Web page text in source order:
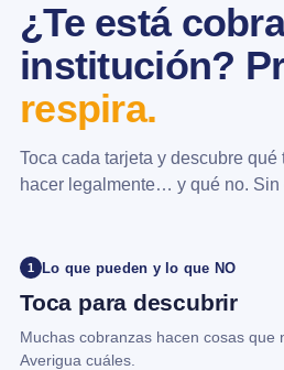
¿Te está
institución?
respira.
Toca cada tarjeta y descubre qué
hacer legalmente… y qué no. Sin
1 Lo que pueden y lo que NO
Toca para descubrir
Muchas cobranzas hacen cosas que
Averigua cuáles.